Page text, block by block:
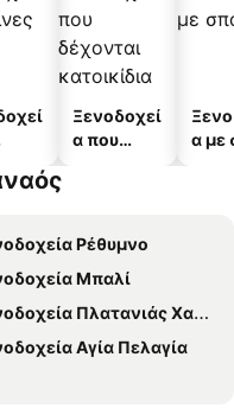
Ξενοδοχεί
α που
α με
Ρέθυμνο
Μπαλί
Πλατανιάς Χανίων
Αγία Πελαγία